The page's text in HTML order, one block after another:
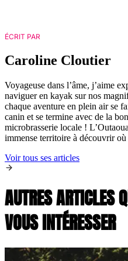
ÉCRIT PAR
Caroline Cloutier
Voyageuse dans l’âme, j’aime
naviguer en kayak sur nos
chaque aventure en plein air se
canin et se termine avec de la
microbrasserie locale !
immense territoire à découvrir
Voir tous ses articles
AUTRES ARTICLES
VOUS INTÉRESSER